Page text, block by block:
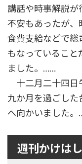
講話や時事解説
不安もあったが、
食費支給などで総
もなっていること
ました。……
十二月二十四日
九か月を過ごし
へ向かいました
週刊かけはし